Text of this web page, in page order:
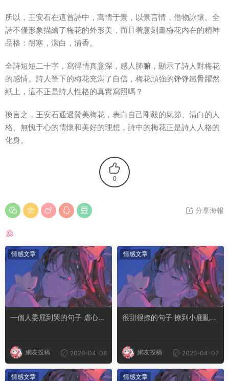
所以，王安石在這首詩中，寓情于景，以景言情，借物詠懷。全
詩不僅形象描繪了梅花的外形美，而且着意刻畫梅花内在的精神
品格：耐寒，潔白，清香。
全詩短短二十字，寫得情真意深，感人肺腑，顯示了詩人對梅花
的感情。詩人筆下的梅花充滿了自信，梅花頑強的铮铮鐵骨躍然
紙上，這不正是詩人性格的真實寫照嗎？
換言之，王安石通過贊美梅花，表白自己剛毅的氣節、清白的人
格、無愧于心的情懷和美好的理想，詩中的梅花正是詩人人格的
化身。
0
分享海報
情感文章
一個人委屈到哭的句子 虐心到
網友投稿 2026-04-08
情感文章
很甜很撩的句子 撩到小鹿亂撞
網友投稿 2026-04-07
情感文章 情感文章